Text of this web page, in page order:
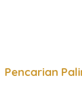
Pencarian